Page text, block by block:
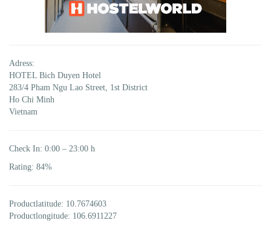
Adress:
HOTEL Bich Duyen Hotel
283/4 Pham Ngu Lao Street, 1st District
Ho Chi Minh
Vietnam
Check In: 0:00 – 23:00 h
Rating: 84%
Productlatitude: 10.7674603
Productlongitude: 106.6911227